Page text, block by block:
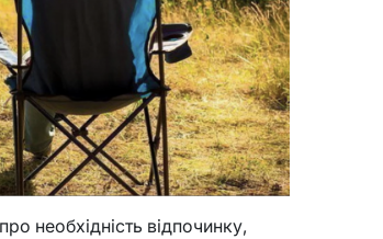
необхідність відпочинку,